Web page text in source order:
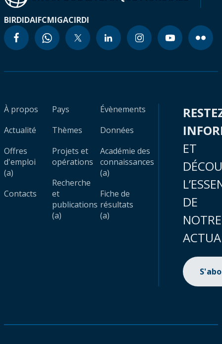
BIRDIDAIFCMIGACIRDI
À propos
Actualité
Offres
d'emploi
(a)
Contacts
Pays
Thèmes
Projets et
opérations
Recherche
et
publications
(a)
Évènements
Données
Académie des
connaissances
(a)
Fiche de
résultats
(a)
ET
DE
NOTRE